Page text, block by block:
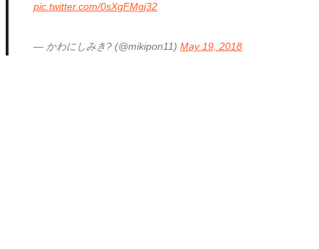
pic.twitter.com/0sXgFMgj32
— かわにしみき? (@mikipon11)May 19, 2018